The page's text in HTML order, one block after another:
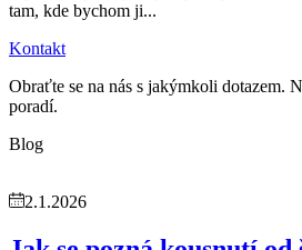
tam, kde bychom ji...
Kontakt
Obraťte se na nás s jakýmkoli dotazem.
poradí.
Blog
2.1.2026